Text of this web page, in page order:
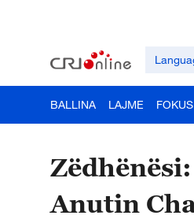
BALLINA LAJME FOKUS
Anutin